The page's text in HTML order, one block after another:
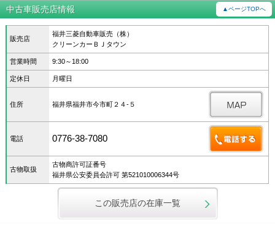
中古車販売店情報 ▲ページTOPへ
販売店
福井三菱自動車販売（株）
クリーンカーＢＪタウン
営業時間 9:30～18:00
定休日 月曜日
住所 福井県福井市今市町２４‐５
電話 0776-38-7080
古物取扱
古物商許可証番号
福井県公安委員会許可 第521010006344号
この販売店の在庫一覧